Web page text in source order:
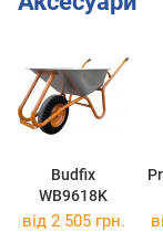
Budfix
WB9618K
від 2 505 грн.